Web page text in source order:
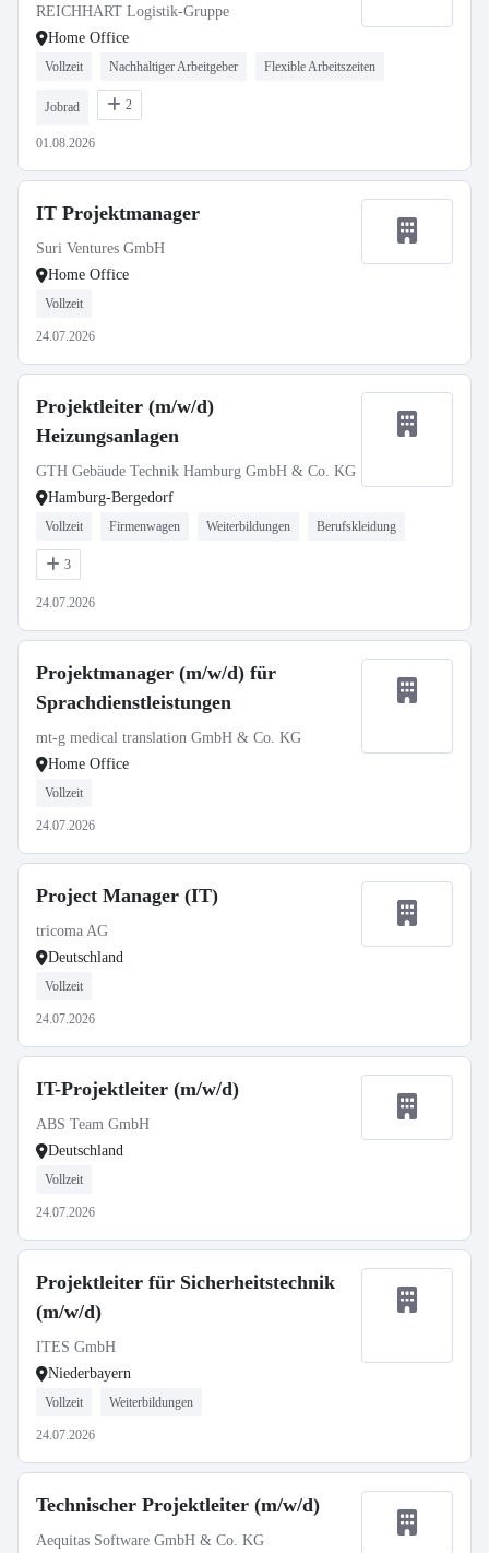
REICHHART Logistik-Gruppe
Home Office
Vollzeit Nachhaltiger Arbeitgeber Flexible Arbeitszeiten
Jobrad 2
01.08.2026
IT Projektmanager
Suri Ventures GmbH
Home Office
Vollzeit
24.07.2026
Projektleiter (m/w/d)
Heizungsanlagen
GTH Gebäude Technik Hamburg GmbH & Co. KG
Hamburg-Bergedorf
Vollzeit Firmenwagen Weiterbildungen Berufskleidung
3
24.07.2026
Projektmanager (m/w/d) für
Sprachdienstleistungen
mt-g medical translation GmbH & Co. KG
Home Office
Vollzeit
24.07.2026
Project Manager (IT)
tricoma AG
Deutschland
Vollzeit
24.07.2026
IT-Projektleiter (m/w/d)
ABS Team GmbH
Deutschland
Vollzeit
24.07.2026
Projektleiter für Sicherheitstechnik
(m/w/d)
ITES GmbH
Niederbayern
Vollzeit Weiterbildungen
24.07.2026
Technischer Projektleiter (m/w/d)
Aequitas Software GmbH & Co. KG